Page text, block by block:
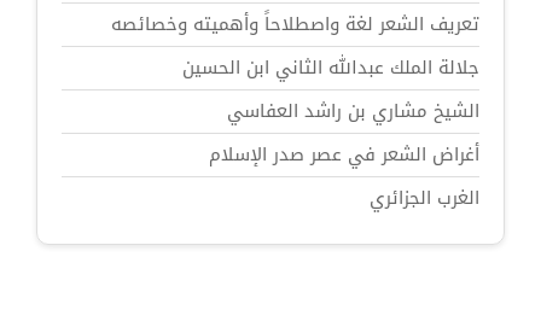
تعريف الشعر لغة واصطلاحاً وأهميته وخصائصه
جلالة الملك عبدالله الثاني ابن الحسين
الشيخ مشاري بن راشد العفاسي
أغراض الشعر في عصر صدر الإسلام
الغرب الجزائري